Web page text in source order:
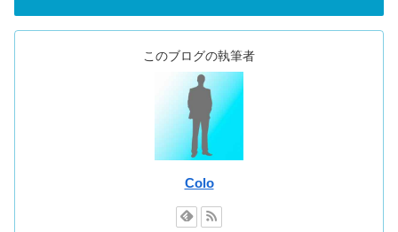
このブログの執筆者
Colo